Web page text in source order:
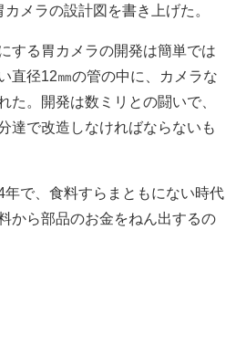
メラの設計図を書き上げた。
する胃カメラの開発は簡単では
直径12㎜の管の中に、カメラな
た。開発は数ミリとの闘いで、
達で改造しなければならないも
年で、食料すらまともにない時代
から部品のお金をねん出するの